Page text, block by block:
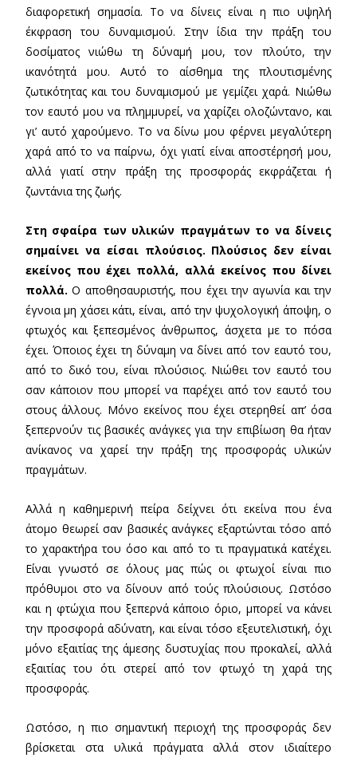
διαφορετική σημασία. Το να δίνεις είναι η πιο υψηλή
έκφραση του δυναμισμού. Στην ίδια την πράξη του
δοσίματος νιώθω τη δύναμή μου, τον πλούτο, την
ικανότητά μου. Αυτό το αίσθημα της πλουτισμένης
ζωτικότητας και του δυναμισμού με γεμίζει χαρά. Νιώθω
τον εαυτό μου να πλημμυρεί, να χαρίζει ολοζώντανο, και
γι’ αυτό χαρούμενο. Το να δίνω μου φέρνει μεγαλύτερη
χαρά από το να παίρνω, όχι γιατί είναι αποστέρησή μου,
αλλά γιατί στην πράξη της προσφοράς εκφράζεται ή
ζωντάνια της ζωής.
Στη σφαίρα των υλικών πραγμάτων το να δίνεις
σημαίνει να είσαι πλούσιος. Πλούσιος δεν είναι
εκείνος που έχει πολλά, αλλά εκείνος που δίνει
πολλά. Ο αποθησαυριστής, που έχει την αγωνία και την
έγνοια μη χάσει κάτι, είναι, από την ψυχολογική άποψη, ο
φτωχός και ξεπεσμένος άνθρωπος, άσχετα με το πόσα
έχει. Όποιος έχει τη δύναμη να δίνει από τον εαυτό του,
από το δικό του, είναι πλούσιος. Νιώθει τον εαυτό του
σαν κάποιον που μπορεί να παρέχει από τον εαυτό του
στους άλλους. Μόνο εκείνος που έχει στερηθεί απ’ όσα
ξεπερνούν τις βασικές ανάγκες για την επιβίωση θα ήταν
ανίκανος να χαρεί την πράξη της προσφοράς υλικών
πραγμάτων.
Αλλά η καθημερινή πείρα δείχνει ότι εκείνα που ένα
άτομο θεωρεί σαν βασικές ανάγκες εξαρτώνται τόσο από
το χαρακτήρα του όσο και από το τι πραγματικά κατέχει.
Είναι γνωστό σε όλους μας πώς οι φτωχοί είναι πιο
πρόθυμοι στο να δίνουν από τούς πλούσιους. Ωστόσο
και η φτώχια που ξεπερνά κάποιο όριο, μπορεί να κάνει
την προσφορά αδύνατη, και είναι τόσο εξευτελιστική, όχι
μόνο εξαιτίας της άμεσης δυστυχίας που προκαλεί, αλλά
εξαιτίας του ότι στερεί από τον φτωχό τη χαρά της
προσφοράς.
Ωστόσο, η πιο σημαντική περιοχή της προσφοράς δεν
βρίσκεται στα υλικά πράγματα αλλά στον ιδιαίτερο